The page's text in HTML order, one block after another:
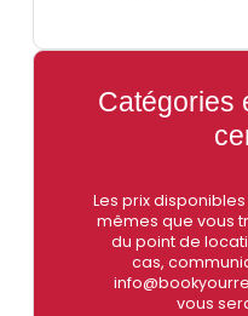
Catégories
Les prix
mêmes que vous
du point de
cas,
vous